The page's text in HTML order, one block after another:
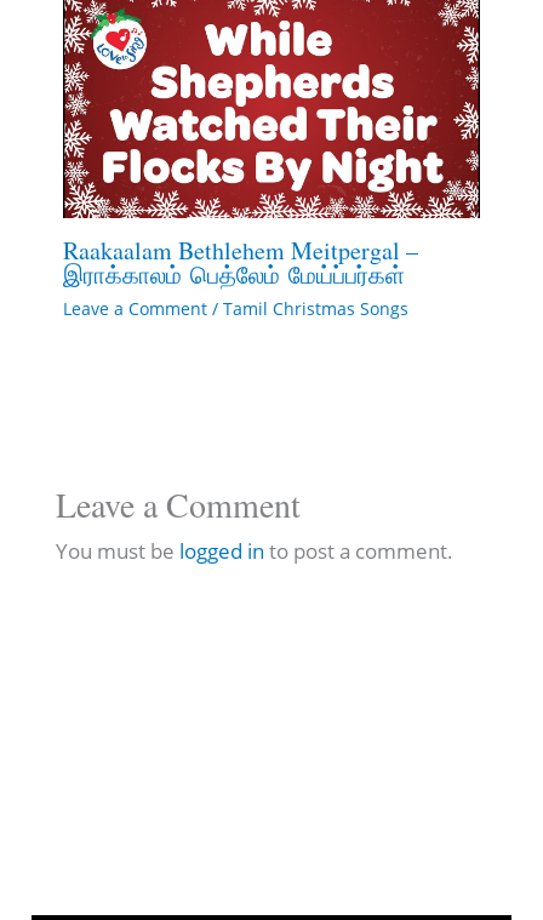
Raakaalam Bethlehem Meitpergal –
இராக்காலம் பெத்லேம் மேய்ப்பர்கள்
Leave a Comment / Tamil Christmas Songs
Leave a Comment
You must be logged in to post a comment.